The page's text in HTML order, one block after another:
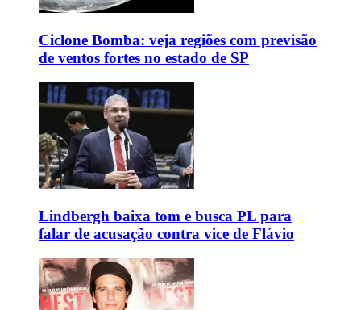
Ciclone Bomba: veja regiões com previsão
de ventos fortes no estado de SP
Lindbergh baixa tom e busca PL para
falar de acusação contra vice de Flávio